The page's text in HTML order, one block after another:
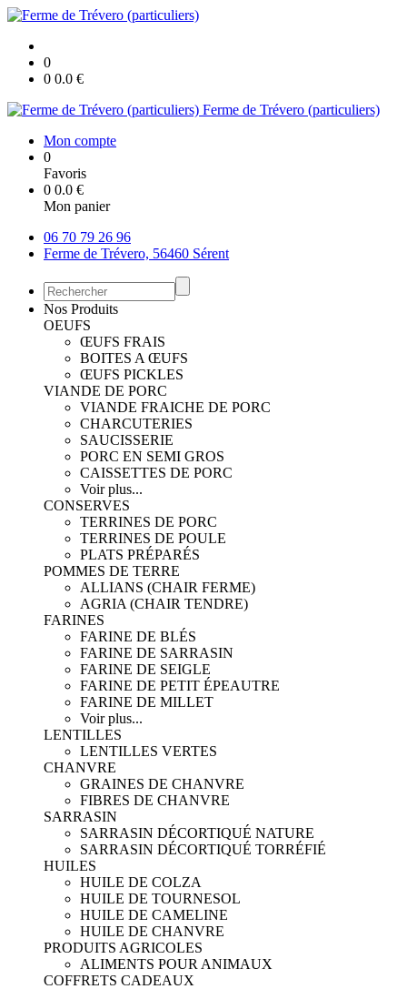
0
0 0.0 €
Ferme de Trévero (particuliers)
Mon compte
0
Favoris
0 0.0 €
Mon panier
06 70 79 26 96
Ferme de Trévero, 56460 Sérent
Nos Produits
OEUFS
ŒUFS FRAIS
BOITES A ŒUFS
ŒUFS PICKLES
VIANDE DE PORC
VIANDE FRAICHE DE PORC
CHARCUTERIES
SAUCISSERIE
PORC EN SEMI GROS
CAISSETTES DE PORC
Voir plus...
CONSERVES
TERRINES DE PORC
TERRINES DE POULE
PLATS PRÉPARÉS
POMMES DE TERRE
ALLIANS (CHAIR FERME)
AGRIA (CHAIR TENDRE)
FARINES
FARINE DE BLÉS
FARINE DE SARRASIN
FARINE DE SEIGLE
FARINE DE PETIT ÉPEAUTRE
FARINE DE MILLET
Voir plus...
LENTILLES
LENTILLES VERTES
CHANVRE
GRAINES DE CHANVRE
FIBRES DE CHANVRE
SARRASIN
SARRASIN DÉCORTIQUÉ NATURE
SARRASIN DÉCORTIQUÉ TORRÉFIÉ
HUILES
HUILE DE COLZA
HUILE DE TOURNESOL
HUILE DE CAMELINE
HUILE DE CHANVRE
PRODUITS AGRICOLES
ALIMENTS POUR ANIMAUX
COFFRETS CADEAUX